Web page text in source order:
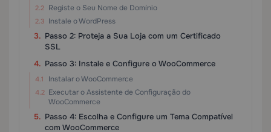
Registe o Seu Nome de Domínio
Instale o WordPress
Passo 2: Proteja a Sua Loja com um Certificado
SSL
Passo 3: Instale e Configure o WooCommerce
Instalar o WooCommerce
Executar o Assistente de Configuração do
WooCommerce
Passo 4: Escolha e Configure um Tema Compatível
com WooCommerce